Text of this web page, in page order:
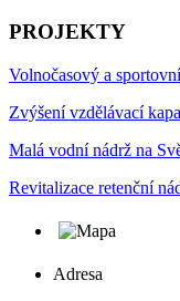
PROJEKTY
Volnočasový a
Zvýšení vzdělávací
Malá vodní nádrž na
Revitalizace retenční
Adresa